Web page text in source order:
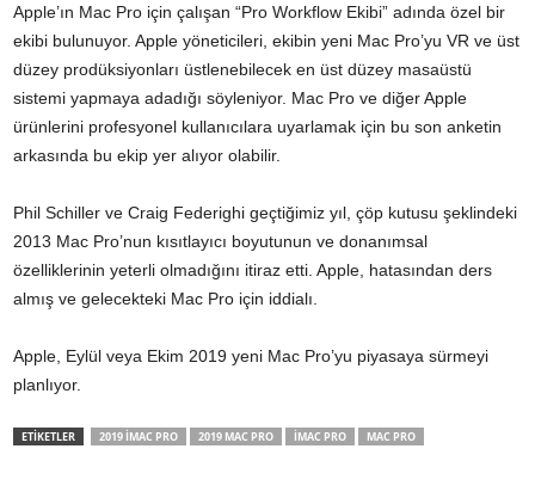
Apple’ın Mac Pro için çalışan “Pro Workflow Ekibi” adında özel bir
ekibi bulunuyor. Apple yöneticileri, ekibin yeni Mac Pro’yu VR ve üst
düzey prodüksiyonları üstlenebilecek en üst düzey masaüstü
sistemi yapmaya adadığı söyleniyor. Mac Pro ve diğer Apple
ürünlerini profesyonel kullanıcılara uyarlamak için bu son anketin
arkasında bu ekip yer alıyor olabilir.
Phil Schiller ve Craig Federighi geçtiğimiz yıl, çöp kutusu şeklindeki
2013 Mac Pro’nun kısıtlayıcı boyutunun ve donanımsal
özelliklerinin yeterli olmadığını itiraz etti. Apple, hatasından ders
almış ve gelecekteki Mac Pro için iddialı.
Apple, Eylül veya Ekim 2019 yeni Mac Pro’yu piyasaya sürmeyi
planlıyor.
ETİKETLER 2019 IMAC PRO 2019 MAC PRO IMAC PRO MAC PRO